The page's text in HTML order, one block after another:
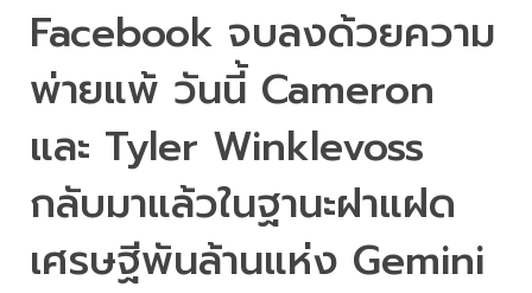
Facebook จบลงด้วยความ
พ่ายแพ้ วันนี้
และ Tyler Winklevoss
กลับมาแล้วในฐานะฝาแฝด
เศรษฐีพันล้านแห่ง Gemini